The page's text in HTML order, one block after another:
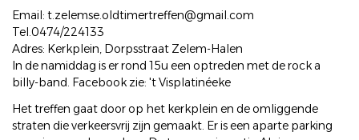
Email: t.zelemse.oldtimertreffen@gmail.com
Tel.0474/224133
Adres: Kerkplein, Dorpsstraat Zelem-Halen
In de namiddag is er rond 15u een optreden met de rock a
billy-band. Facebook zie: 't Visplatinéeke
Het treffen gaat door op het kerkplein en de omliggende
straten die verkeersvrij zijn gemaakt. Er is een aparte parking